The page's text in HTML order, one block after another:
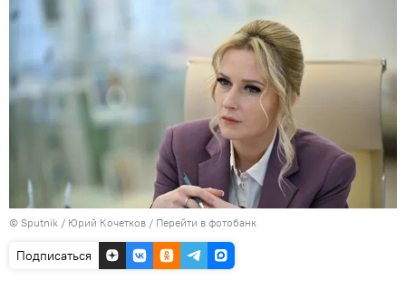
© Sputnik / Юрий Кочетков / Перейти в фотобанк
Подписаться